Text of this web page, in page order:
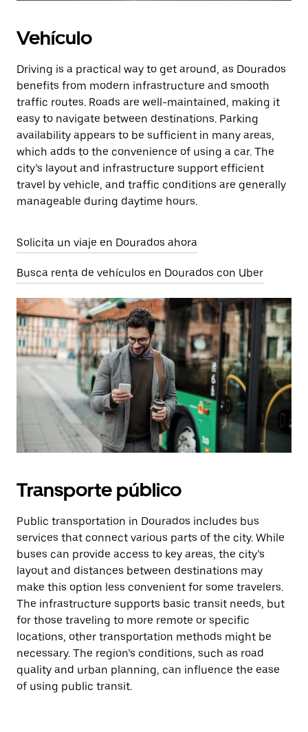
Vehículo
Driving is a practical way to get around, as Dourados
benefits from modern infrastructure and smooth
traffic routes. Roads are well-maintained, making it
easy to navigate between destinations. Parking
availability appears to be sufficient in many areas,
which adds to the convenience of using a car. The
city’s layout and infrastructure support efficient
travel by vehicle, and traffic conditions are generally
manageable during daytime hours.
Solicita un viaje en Dourados ahora
Busca renta de vehículos en Dourados con Uber
Transporte público
Public transportation in Dourados includes bus
services that connect various parts of the city. While
buses can provide access to key areas, the city’s
layout and distances between destinations may
make this option less convenient for some travelers.
The infrastructure supports basic transit needs, but
for those traveling to more remote or specific
locations, other transportation methods might be
necessary. The region’s conditions, such as road
quality and urban planning, can influence the ease
of using public transit.